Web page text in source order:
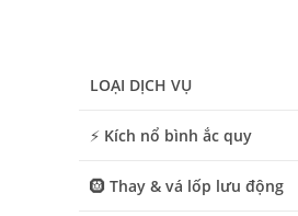
LOẠI DỊCH VỤ
⚡ Kích nổ bình ắc quy
🛞 Thay & vá lốp lưu động